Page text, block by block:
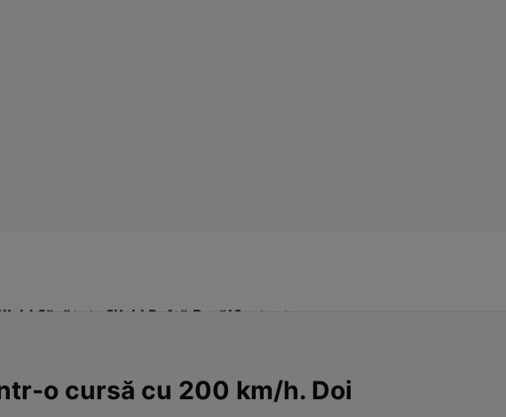
Sănătate Click! Poftă Bună!Contact
o cursă cu 200 km/h. Doi